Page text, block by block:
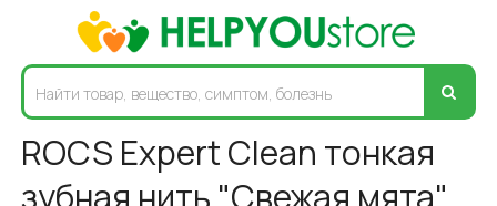
ROCS Expert Clean тонкая
зубная нить "Свежая мята",